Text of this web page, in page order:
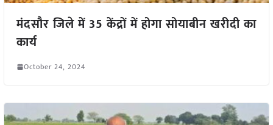
मंदसौर जिले में 35 केंद्रों में होगा सोयाबीन खरीदी का
कार्य
October 24, 2024